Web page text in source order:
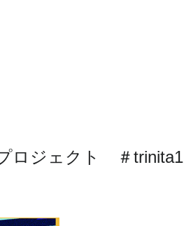
ロジェクト ＃